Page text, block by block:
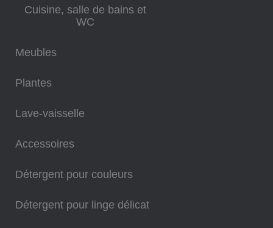
Cuisine, salle de bains et
WC
Meubles
Plantes
Lave-vaisselle
Accessoires
Détergent pour couleurs
Détergent pour linge délicat